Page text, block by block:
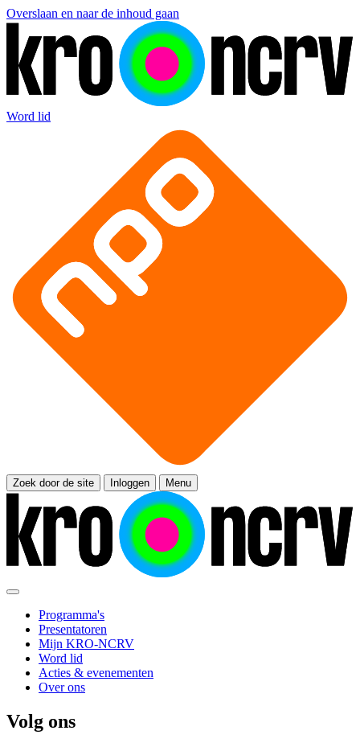
Overslaan en naar de inhoud gaan
Word lid
Zoek door de site Inloggen Menu
Programma's
Presentatoren
Mijn KRO-NCRV
Word lid
Acties & evenementen
Over ons
Volg ons